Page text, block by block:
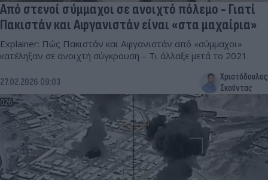
Από στενοί σύμμαχοι σε ανοιχτό πόλεμο - Γιατί
Πακιστάν και Αφγανιστάν είναι «στα μαχαίρια»
Explainer: Πώς Πακιστάν και Αφγανιστάν από «σύμμαχοι»
κατέληξαν σε ανοιχτή σύγκρουση – Τι άλλαξε μετά το 2021.
27.02.2026 09:03
Χριστόδουλος
Σκούντας